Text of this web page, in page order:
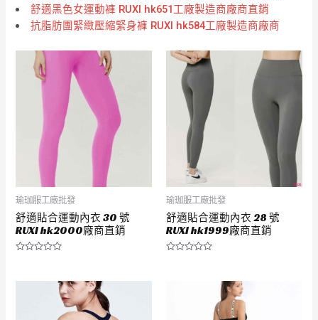
舒適黑色女運動褲 RUXI hk651工廠製造商廠商直銷
抗脂肪團緊緻壓縮緊身褲 RUXI hk584工廠製造商廠商
瑜珈服工廠批發
舒適貼合運動內衣 30 號
RUXI hk2000廠商直銷
瑜珈服工廠批發
舒適貼合運動內衣 28 號
RUXI hk1999廠商直銷